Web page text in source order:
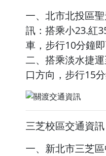
一、北市北投區
訊：搭乘小23.紅
車，步行10分鐘
二、搭乘淡水捷
口方向，步行15分
三芝校區交通資訊
一、新北市三芝